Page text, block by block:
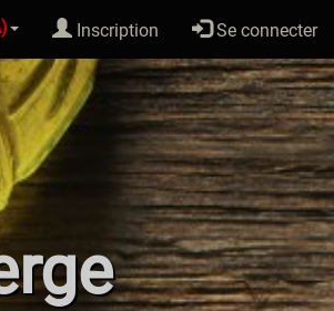
Inscription Se connecter